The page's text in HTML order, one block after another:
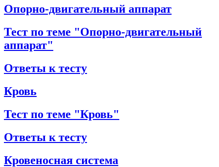
Опорно-двигательный аппарат
Тест по теме "Опорно-двигательный
аппарат"
Ответы к тесту
Кровь
Тест по теме "Кровь"
Ответы к тесту
Кровеносная система